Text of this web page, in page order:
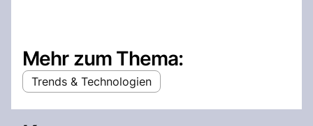
Mehr zum Thema:
Trends & Technologien